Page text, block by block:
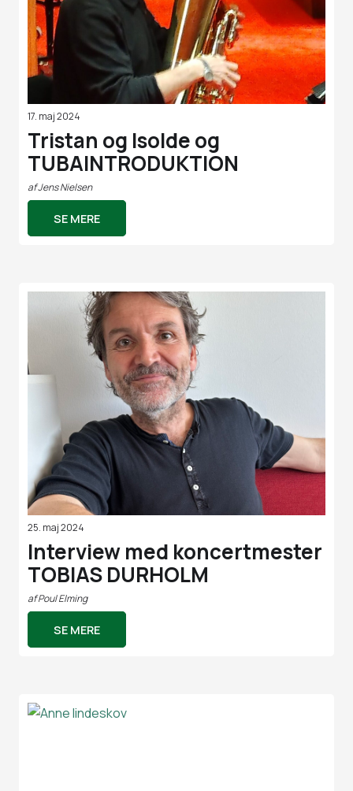
17. maj 2024
Tristan og Isolde og
TUBAINTRODUKTION
afJens Nielsen
SE MERE
25. maj 2024
Interview med koncertmester
TOBIAS DURHOLM
afPoul Elming
SE MERE